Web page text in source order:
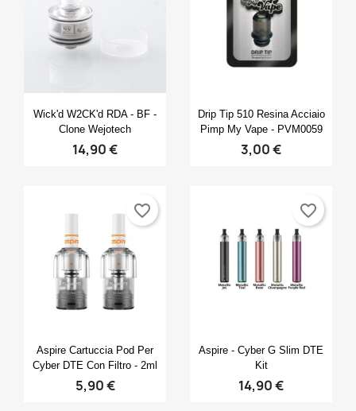
Aggiungi alla lista dei desideri
Create new list
Crea lista dei desideri
((modalTitle))
((cancelText))
Accedi
Accedi
Anteprima
Wick'd W2CK'd RDA - BF -
Clone Wejotech
14,90 €
Anteprima
Drip Tip 510 Resina Acciaio
Pimp My Vape - PVM0059
3,00 €
Anteprima
Aspire Cartuccia Pod Per
Cyber DTE Con Filtro - 2ml
5,90 €
favorite_border
Anteprima
Aspire - Cyber G Slim DTE
Kit
14,90 €
favorite_border